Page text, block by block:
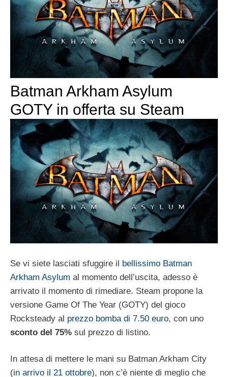
Batman Arkham Asylum
GOTY in offerta su Steam
Se vi siete lasciati sfuggire il bellissimo Batman
Arkham Asylum al momento dell’uscita, adesso è
arrivato il momento di rimediare. Steam propone la
versione Game Of The Year (GOTY) del gioco
Rocksteady al prezzo bomba di 7.50 euro, con uno
sconto del 75% sul prezzo di listino.
In attesa di mettere le mani su Batman Arkham City
(in arrivo il 21 ottobre), non c’è niente di meglio che